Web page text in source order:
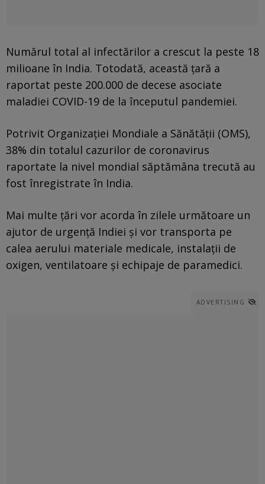
Numărul total al infectărilor a crescut la peste 18
milioane în India. Totodată, această ţară a
raportat peste 200.000 de decese asociate
maladiei COVID-19 de la începutul pandemiei.
Potrivit Organizaţiei Mondiale a Sănătăţii (OMS),
38% din totalul cazurilor de coronavirus
raportate la nivel mondial săptămâna trecută au
fost înregistrate în India.
Mai multe ţări vor acorda în zilele următoare un
ajutor de urgenţă Indiei şi vor transporta pe
calea aerului materiale medicale, instalaţii de
oxigen, ventilatoare şi echipaje de paramedici.
ADVERTISING